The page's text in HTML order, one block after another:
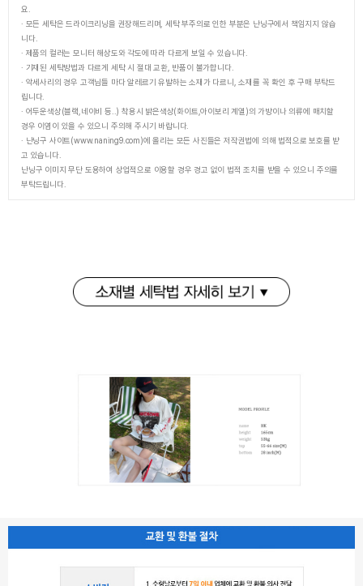
요.
· 모든 세탁은 드라이크리닝을 권장해드리며, 세탁 부주의로 인한 부분은 난닝구에서 책임지지 않습
니다.
· 제품의 컬러는 모니터 해상도와 각도에 따라 다르게 보일 수 있습니다.
· 기재된 세탁방법과 다르게 세탁 시 절대 교환, 반품이 불가합니다.
· 악세사리의 경우 고객님들 마다 알레르기 유발하는 소재가 다르니, 소재를 꼭 확인 후 구매 부탁드
립니다.
· 어두운색상(블랙,네이비 등..) 착용시 밝은색상(화이트,아이보리 계열)의 가방이나 의류에 매치할
경우 이염이 있을 수 있으니 주의해 주시기 바랍니다.
· 난닝구 사이트(www.naning9.com)에 올리는 모든 사진들은 저작권법에 의해 법적으로 보호를 받
고 있습니다.
난닝구 이미지 무단 도용하여 상업적으로 이용할 경우 경고 없이 법적 조치를 받을 수 있으니 주의를
부탁드립니다.